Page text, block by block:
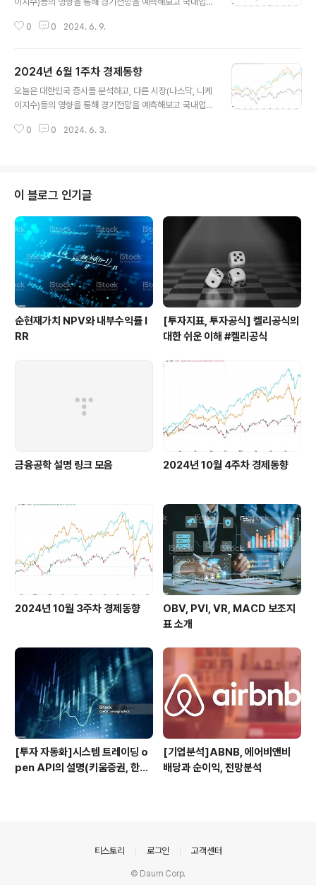
NSADAQ,니케이225)이번주 (1년치 데이터) KOSPI 종
승한 +3.26로 상승추세로 전환하였습니다.2. 업종별 상
승, 하락 정리6월 3일 월요일을 기준으로 작성하였습니
다. 총 12개업종이 상승하였고 9개업종이 하락하였습니
게 주었고 의료계열인 의료정밀과 의약품이 상승추세로 반
0 0 2024. 6. 9.
2024년 6월 1주차 경제동향
오늘은 대한민국 증시를 분석하고, 다른 시장(나스닥, 니케
이지수)등의 영향을 통해 경기전망을 예측해보고 국내업종
NSADAQ,니케이225)이번주 (1년치 데이터) KOSPI 종
승, 하락 정리5월 27일 월요일을 기준으로 작성하였습니
다. 총 4개업종이 상승하고 17개업종이 하락하였습니다.
상승업종에서는 섬유의복이 하락장에서도 좋은 모습을보
여 상승장이 오면 상승할 여력을 보여주었습니다. 하락업
종에서는 전기전자가 퍼센트로는 5.14%로..
0 0 2024. 6. 3.
이 블로그 인기글
순현재가치 NPV와 내부수익률 I
RR
[투자지표, 투자공식] 켈리공식의
대한 쉬운 이해 #켈리공식
금융공학 설명 링크 모음 2024년 10월 4주차 경제동향
2024년 10월 3주차 경제동향
OBV, PVI, VR, MACD 보조지
표 소개
[투자 자동화]시스템 트레이딩 o
pen API의 설명(키움증권, 한국
[기업분석]ABNB, 에어비앤비
배당과 순이익, 전망분석
티스토리 로그인 고객센터
© Daum Corp.